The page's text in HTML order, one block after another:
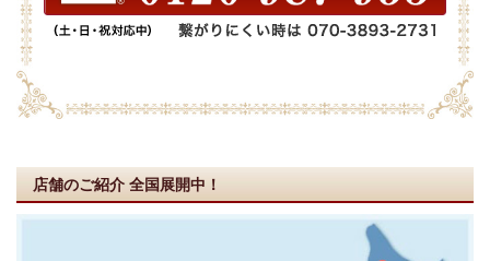
店舗のご紹介 全国展開中！